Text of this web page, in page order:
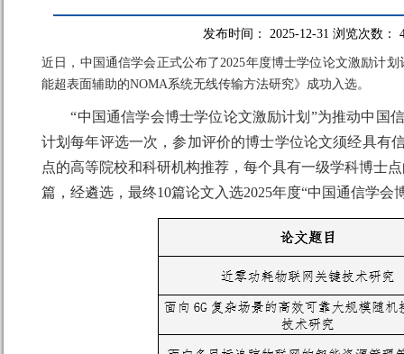
发布时间： 2025-12-31 浏览次数：
近日，中国通信学会正式公布了2025年度博士学位论文激励计
能超表面辅助的NOMA系统无线传输方法研究》成功入选。
“中国通信学会博士学位论文激励计划”为推动中国
计划每年评选一次，参加评价的博士学位论文须经具有
点的高等院校和科研机构推荐，每个具有一级学科博士
篇，经遴选，最终10篇论文入选2025年度“中国通信学会